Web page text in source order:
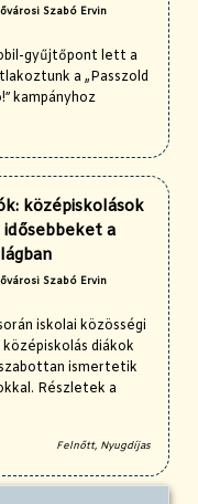
Szabó Ervin
gyűjtőpont lett a
a „Passzold
kampányhoz
középiskolások
a
Szabó Ervin
iskolai közösségi
diákok
ismertetik
Részletek a
Felnőtt, Nyugdíjas